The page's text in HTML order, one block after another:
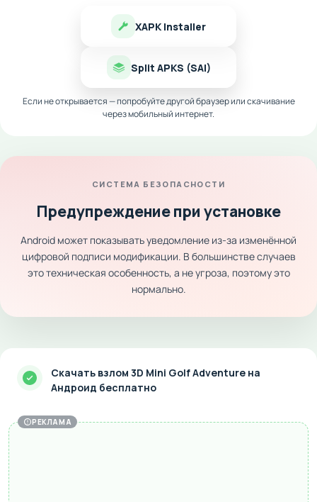
XAPK Installer
Split APKS (SAI)
Если не открывается — попробуйте другой браузер или скачивание
через мобильный интернет.
СИСТЕМА БЕЗОПАСНОСТИ
Предупреждение при установке
Android может показывать уведомление из-за изменённой
цифровой подписи модификации. В большинстве случаев
это техническая особенность, а не угроза, поэтому это
нормально.
Скачать взлом 3D Mini Golf Adventure на
Андроид бесплатно
РЕКЛАМА